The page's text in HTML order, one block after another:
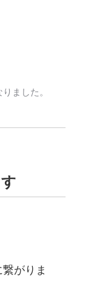
ました。
がりま